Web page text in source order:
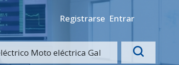
Registrarse Entrar